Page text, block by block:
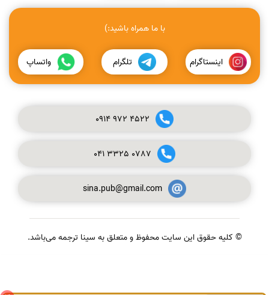
با ما همراه باشید:)
اینستاگرام تلگرام واتساپ
0914972 4522
041 3325 0787
sina.pub@gmail.com
© کلیه حقوق این سایت محفوظ و متعلق به سینا ترجمه می‌باشد.